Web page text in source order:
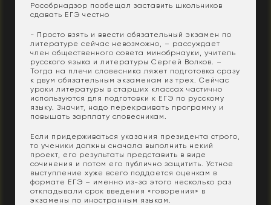
Рособрнадзор пообещал заставить школьников
сдавать ЕГЭ честно
- Просто взять и ввести обязательный экзамен по
литературе сейчас невозможно, – рассуждает
член общественного совета минобрнауки, учитель
русского языка и литературы Сергей Волков. –
Тогда на плечи словесника ляжет подготовка сразу
к двум обязательным экзаменам из трех. Сейчас
уроки литературы в старших классах частично
используются для подготовки к ЕГЭ по русскому
языку. Значит, надо перекраивать программу и
повышать зарплату словесникам.
Если придерживаться указания президента строго,
то ученики должны сначала выполнить некий
проект, его результаты представить в виде
сочинения и потом его публично защитить. Устное
выступление хуже всего поддается оценкам в
формате ЕГЭ – именно из-за этого несколько раз
откладывали срок введения «говорения» в
экзамены по иностранным языкам.